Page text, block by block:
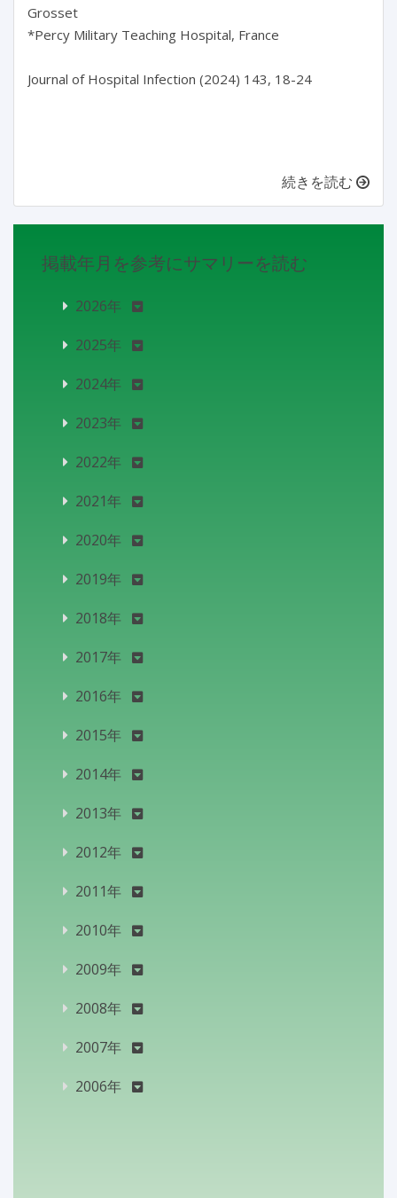
Grosset
*Percy Military Teaching Hospital, France
Journal of Hospital Infection (2024) 143, 18-24
続きを読む
掲載年月を参考にサマリーを読む
2026年
2025年
2024年
2023年
2022年
2021年
2020年
2019年
2018年
2017年
2016年
2015年
2014年
2013年
2012年
2011年
2010年
2009年
2008年
2007年
2006年